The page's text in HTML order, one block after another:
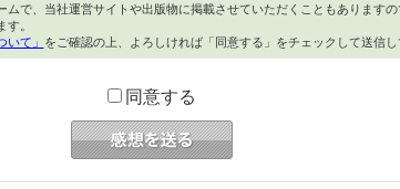
で、当社運営サイトや出版物に掲載させていただくこともあります
。
いて」 をご確認の上、よろしければ「同意する」をチェックして送信し
同意する